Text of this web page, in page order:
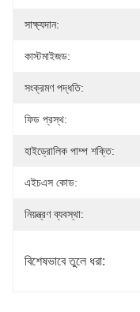
সাক্ষ্যদান:
কাস্টমাইজড:
সংক্রমণ পদ্ধতি:
ফিড প্রস্থ:
হাইড্রোলিক পাম্প শক্তি:
এইচএস কোড:
নিয়ন্ত্রণ ব্যবস্থা:
বিশেষভাবে তুলে ধরা: